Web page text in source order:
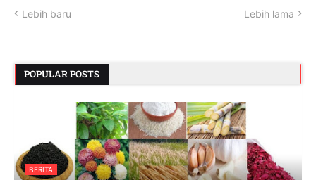
Lebih baru Lebih lama
POPULAR POSTS
BERITA